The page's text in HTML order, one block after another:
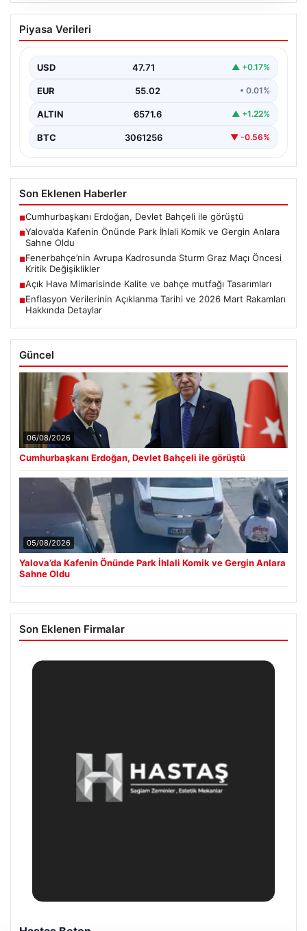
Yalova’da Kafenin Önünde Park İhlali
Komik ve Gergin Anlara Sahne Oldu
Mahallesi Ufuk Sokak’ta bulunan bir kafede çalışan…
Piyasa Verileri
USD 47.71 ▲ +0.17%
EUR 55.02 • 0.01%
ALTIN 6571.6 ▲ +1.22%
BTC 3061256 ▼ -0.56%
Son Eklenen Haberler
■Cumhurbaşkanı Erdoğan, Devlet Bahçeli ile görüştü
■Yalova’da Kafenin Önünde Park İhlali Komik ve Gergin Anlara
Sahne Oldu
■Fenerbahçe’nin Avrupa Kadrosunda Sturm Graz Maçı Öncesi
Kritik Değişiklikler
■Açık Hava Mimarisinde Kalite ve bahçe mutfağı Tasarımları
■Enflasyon Verilerinin Açıklanma Tarihi ve 2026 Mart Rakamları
Hakkında Detaylar
Güncel
06/08/2026
Cumhurbaşkanı Erdoğan, Devlet Bahçeli ile görüştü
05/08/2026
Yalova’da Kafenin Önünde Park İhlali Komik ve Gergin Anlara
Sahne Oldu
Son Eklenen Firmalar